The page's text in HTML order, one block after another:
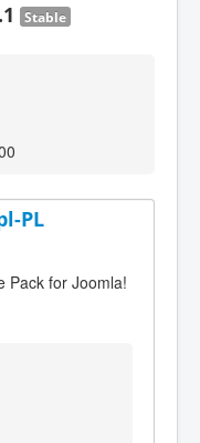
Stable
PL
Pack for Joomla!